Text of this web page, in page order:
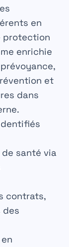
en
protection
enrichie
et
dans
santé via
contrats,
des